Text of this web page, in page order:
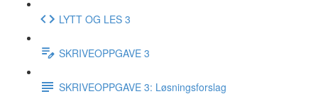
LYTT OG LES 3
SKRIVEOPPGAVE 3
SKRIVEOPPGAVE 3: Løsningsforslag